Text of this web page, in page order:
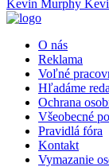
Kevin Murphy
O nás
Reklama
Voľné
Hľadáme
Ochrana
Všeobecné
Pravidlá fóra
Kontakt
Vymazanie